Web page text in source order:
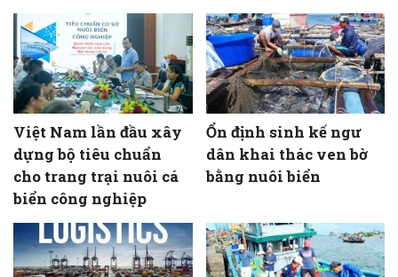
Việt Nam lần đầu xây
dựng bộ tiêu chuẩn
cho trang trại nuôi cá
biển công nghiệp
Ổn định sinh kế ngư
dân khai thác ven bờ
bằng nuôi biển